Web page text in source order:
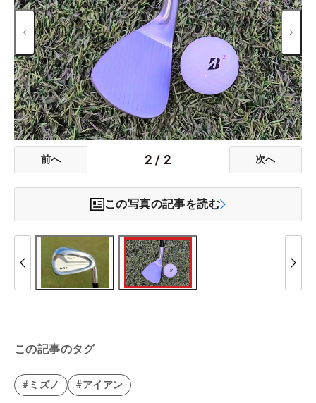
前へ 2 / 2 次へ
この写真の記事を読む
この記事のタグ
#ミズノ #アイアン